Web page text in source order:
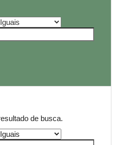
de busca.